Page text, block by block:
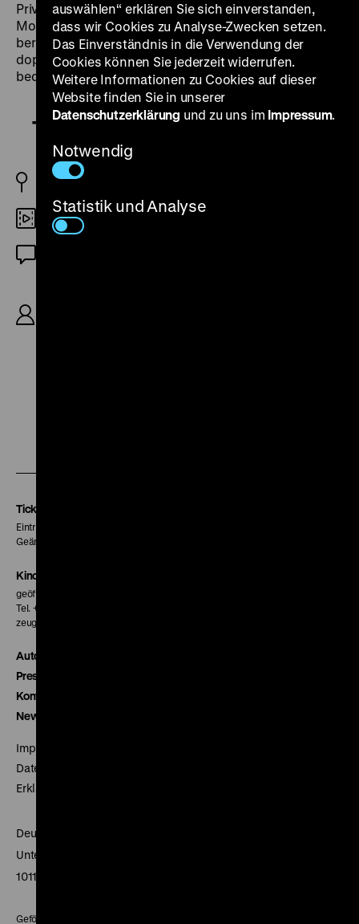
Privatdetektivs. Ein Delirium aus Eifersucht, Verrat und
Mord entspinnt sich, bei dem schon vor dem
berühmten Finale im Spiegelkabinett jedes Bild einen
doppelten Boden hat, jede Geste zugleich ihr Gegenteil
bedeutet. (mxg)
The Lady from Shanghai
USA 1947
35mm
Tickets
Eintritt 5 €
Geänderte Preise sind im Programm vermerkt.
Kinokasse
geöffnet 30 Minuten vor Beginn der ersten Vorstellung
Tel. + 49 30 20304-770
zeughauskino@dhm.de
Autor*innen
Presse
Kontakt
Newsletter
Impressum
Datenschutz
Erklärung digitale Barrierefreiheit
Deutsches Historisches Museum
Unter den Linden 2
10117 Berlin
Gefördert mit Mitteln des Beauftragten der Bundesregierung für
auswählen“ erklären Sie sich einverstanden,
dass wir Cookies zu Analyse-Zwecken setzen.
Das Einverständnis in die Verwendung der
Cookies können Sie jederzeit widerrufen.
Weitere Informationen zu Cookies auf dieser
Website finden Sie in unserer
Datenschutzerklärung und zu uns im Impressum.
Notwendig
Statistik und Analyse